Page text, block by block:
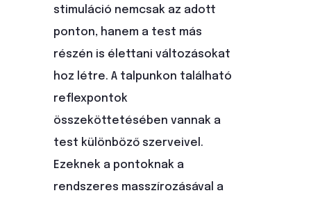
stimuláció nemcsak az adott
ponton, hanem a test más
részén is élettani változásokat
hoz létre. A talpunkon található
reflexpontok
összeköttetésében vannak a
test különböző szerveivel.
Ezeknek a pontoknak a
rendszeres masszírozásával a